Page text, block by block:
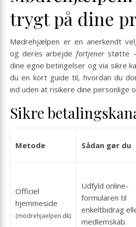
trygt på dine
Mødrehjælpen er en anerkendt
og deres arbejde fortjenerstøtte –
dine egne betingelser og via sikre
du en kort guide til, hvordan du
ind uden at risikere dine personlige
Sikre
Metode Sådan gør du
Officiel
hjemmeside
(modrehjaelpen.dk)
Udfyld online-
formularen til
enkeltbidrag
medlemskab.